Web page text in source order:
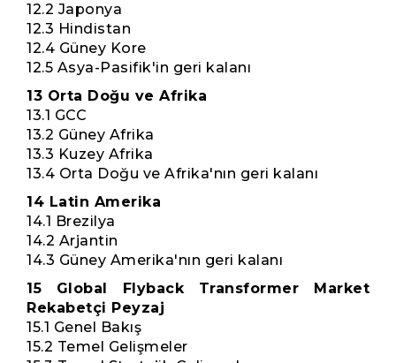
12.2 Japonya
12.3 Hindistan
12.4 Güney Kore
12.5 Asya-Pasifik'in geri kalanı
13 Orta Doğu ve Afrika
13.1 GCC
13.2 Güney Afrika
13.3 Kuzey Afrika
13.4 Orta Doğu ve Afrika'nın geri kalanı
14 Latin Amerika
14.1 Brezilya
14.2 Arjantin
14.3 Güney Amerika'nın geri kalanı
15 Global Flyback Transformer Market
Rekabetçi Peyzaj
15.1 Genel Bakış
15.2 Temel Gelişmeler